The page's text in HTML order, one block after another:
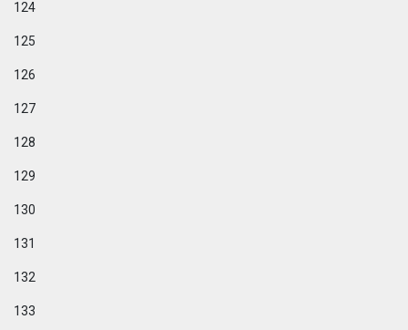
124
125
126
127
128
129
130
131
132
133